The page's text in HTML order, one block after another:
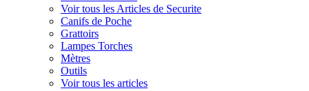
Voir tous les Articles de Securite
Canifs de Poche
Grattoirs
Lampes Torches
Mètres
Outils
Voir tous les articles